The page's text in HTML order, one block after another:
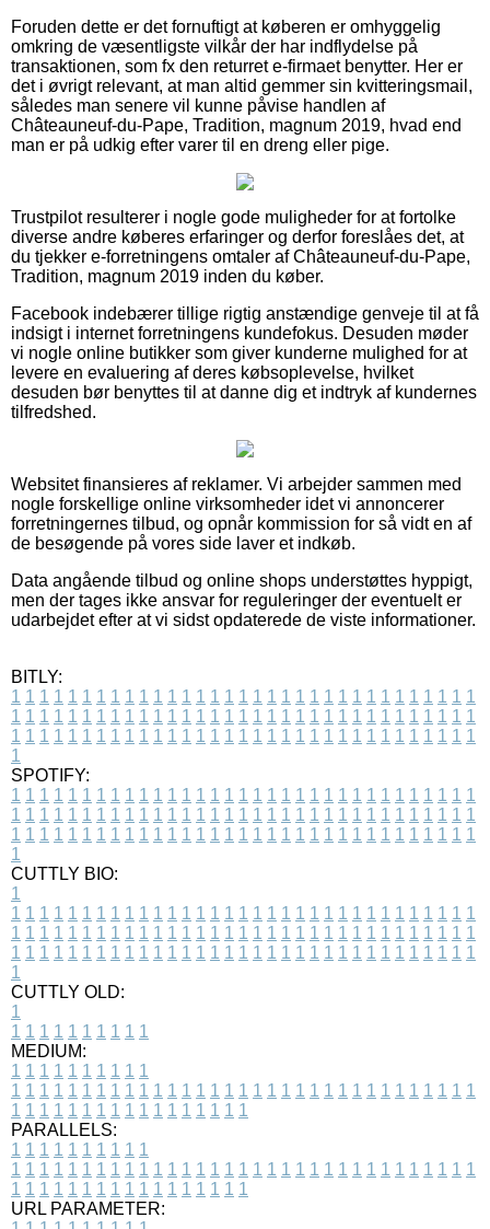
Foruden dette er det fornuftigt at køberen er omhyggelig
omkring de væsentligste vilkår der har indflydelse på
transaktionen, som fx den returret e-firmaet benytter. Her er
det i øvrigt relevant, at man altid gemmer sin kvitteringsmail,
således man senere vil kunne påvise handlen af
Châteauneuf-du-Pape, Tradition, magnum 2019, hvad end
man er på udkig efter varer til en dreng eller pige.
Trustpilot resulterer i nogle gode muligheder for at fortolke
diverse andre køberes erfaringer og derfor foreslåes det, at
du tjekker e-forretningens omtaler af Châteauneuf-du-Pape,
Tradition, magnum 2019 inden du køber.
Facebook indebærer tillige rigtig anstændige genveje til at få
indsigt i internet forretningens kundefokus. Desuden møder
vi nogle online butikker som giver kunderne mulighed for at
levere en evaluering af deres købsoplevelse, hvilket
desuden bør benyttes til at danne dig et indtryk af kundernes
tilfredshed.
Websitet finansieres af reklamer. Vi arbejder sammen med
nogle forskellige online virksomheder idet vi annoncerer
forretningernes tilbud, og opnår kommission for så vidt en af
de besøgende på vores side laver et indkøb.
Data angående tilbud og online shops understøttes hyppigt,
men der tages ikke ansvar for reguleringer der eventuelt er
udarbejdet efter at vi sidst opdaterede de viste informationer.
BITLY:
1 1 1 1 1 1 1 1 1 1 1 1 1 1 1 1 1 1 1 1 1 1 1 1 1 1 1 1 1 1 1 1 1
1 1 1 1 1 1 1 1 1 1 1 1 1 1 1 1 1 1 1 1 1 1 1 1 1 1 1 1 1 1 1 1 1
1 1 1 1 1 1 1 1 1 1 1 1 1 1 1 1 1 1 1 1 1 1 1 1 1 1 1 1 1 1 1 1 1
1
SPOTIFY:
1 1 1 1 1 1 1 1 1 1 1 1 1 1 1 1 1 1 1 1 1 1 1 1 1 1 1 1 1 1 1 1 1
1 1 1 1 1 1 1 1 1 1 1 1 1 1 1 1 1 1 1 1 1 1 1 1 1 1 1 1 1 1 1 1 1
1 1 1 1 1 1 1 1 1 1 1 1 1 1 1 1 1 1 1 1 1 1 1 1 1 1 1 1 1 1 1 1 1
1
CUTTLY BIO:
1
1 1 1 1 1 1 1 1 1 1 1 1 1 1 1 1 1 1 1 1 1 1 1 1 1 1 1 1 1 1 1 1 1
1 1 1 1 1 1 1 1 1 1 1 1 1 1 1 1 1 1 1 1 1 1 1 1 1 1 1 1 1 1 1 1 1
1 1 1 1 1 1 1 1 1 1 1 1 1 1 1 1 1 1 1 1 1 1 1 1 1 1 1 1 1 1 1 1 1
1
CUTTLY OLD:
1
1 1 1 1 1 1 1 1 1 1
MEDIUM:
1 1 1 1 1 1 1 1 1 1
1 1 1 1 1 1 1 1 1 1 1 1 1 1 1 1 1 1 1 1 1 1 1 1 1 1 1 1 1 1 1 1 1
1 1 1 1 1 1 1 1 1 1 1 1 1 1 1 1 1
PARALLELS:
1 1 1 1 1 1 1 1 1 1
1 1 1 1 1 1 1 1 1 1 1 1 1 1 1 1 1 1 1 1 1 1 1 1 1 1 1 1 1 1 1 1 1
1 1 1 1 1 1 1 1 1 1 1 1 1 1 1 1 1
URL PARAMETER: